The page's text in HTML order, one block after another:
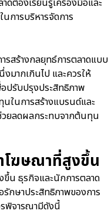
ดต้องเรียนรู้เครื่องมือและ
การบริหารจัดการ
สร้างกลยุทธ์การตลาดแบบ
มากเกินไป และควรให้
ปรับปรุงประสิทธิภาพ
ในการสร้างแบรนด์และ
วยลดผลกระทบจากต้นทุน
โฆษณาที่สูงขึ้น
น ธุรกิจและนักการตลาด
กษาประสิทธิภาพของการ
พิจารณามีดังนี้